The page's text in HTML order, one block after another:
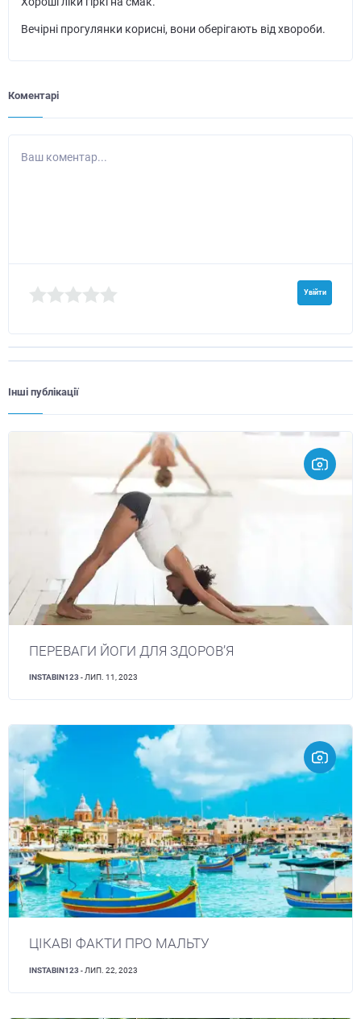
Вечірні прогулянки корисні, вони оберігають від хвороби.
Коментарі
Ваш коментар...
Увійти
Інші публікації
ПЕРЕВАГИ ЙОГИ ДЛЯ ЗДОРОВ’Я
INSTABIN123 - ЛИП. 11, 2023
ЦІКАВІ ФАКТИ ПРО МАЛЬТУ
INSTABIN123 - ЛИП. 22, 2023